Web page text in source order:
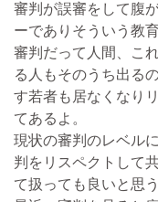
審判が誤審をして腹
ーでありそういう教
審判だって人間、こ
る人もそのうち出る
す若者も居なくなり
てあるよ。
現状の審判のレベル
判をリスペクトして
て扱っても良いと思う